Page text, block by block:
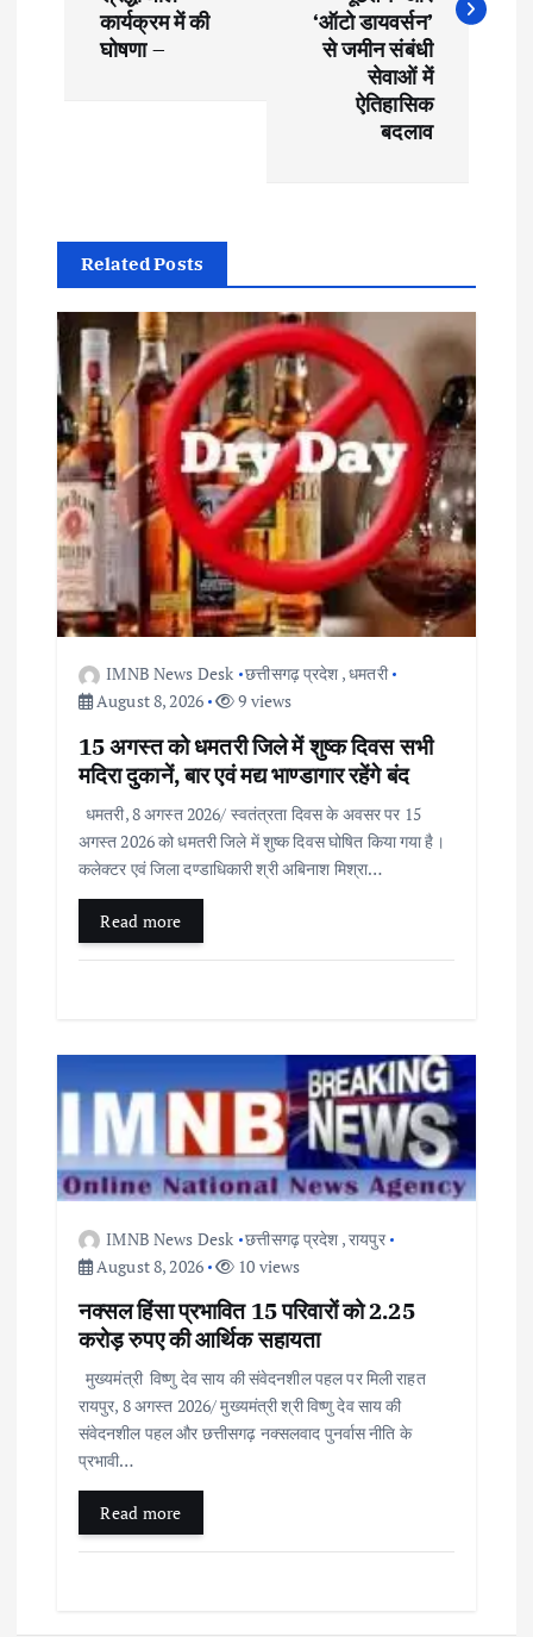
g
a
t
o
n
कार्यक्रम में की
घोषणा –
‘ऑटो डायवर्सन’
से जमीन संबंधी
सेवाओं में
ऐतिहासिक
बदलाव
Related Posts
IMNB News Desk छत्तीसगढ़ प्रदेश ,धमतरी
August 8, 2026
9 views
15 अगस्त को धमतरी जिले में शुष्क दिवस सभी
मदिरा दुकानें, बार एवं मद्य भाण्डागार रहेंगे बंद
धमतरी, 8 अगस्त 2026/ स्वतंत्रता दिवस के अवसर पर 15
अगस्त 2026 को धमतरी जिले में शुष्क दिवस घोषित किया गया है।
कलेक्टर एवं जिला दण्डाधिकारी श्री अबिनाश मिश्रा…
Read more
IMNB News Desk छत्तीसगढ़ प्रदेश ,रायपुर
August 8, 2026
10 views
नक्सल हिंसा प्रभावित 15 परिवारों को 2.25
करोड़ रुपए की आर्थिक सहायता
मुख्यमंत्री विष्णु देव साय की संवेदनशील पहल पर मिली राहत
रायपुर, 8 अगस्त 2026/ मुख्यमंत्री श्री विष्णु देव साय की
संवेदनशील पहल और छत्तीसगढ़ नक्सलवाद पुनर्वास नीति के
प्रभावी…
Read more